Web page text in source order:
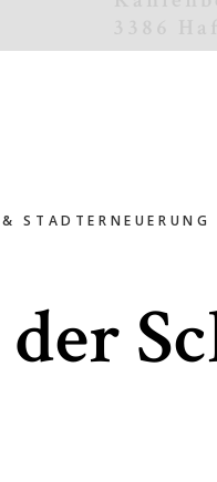
STADTERNEUERUNG